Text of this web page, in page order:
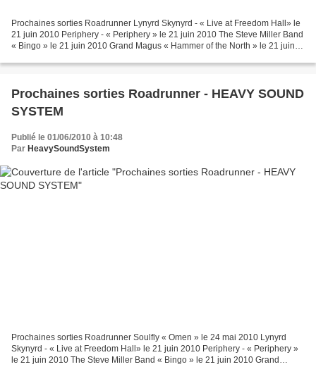
Prochaines sorties Roadrunner Lynyrd Skynyrd - « Live at Freedom Hall» le
21 juin 2010 Periphery - « Periphery » le 21 juin 2010 The Steve Miller Band
« Bingo » le 21 juin 2010 Grand Magus « Hammer of the North » le 21 juin
Prochaines sorties Roadrunner - HEAVY SOUND
SYSTEM
Publié le 01/06/2010 à 10:48
Par HeavySoundSystem
Prochaines sorties Roadrunner Soulfly « Omen » le 24 mai 2010 Lynyrd
Skynyrd - « Live at Freedom Hall» le 21 juin 2010 Periphery - « Periphery »
le 21 juin 2010 The Steve Miller Band « Bingo » le 21 juin 2010 Grand